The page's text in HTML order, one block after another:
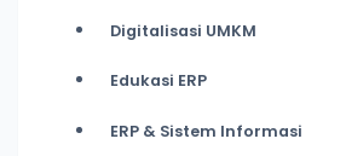
Digitalisasi UMKM
Edukasi ERP
ERP & Sistem Informasi